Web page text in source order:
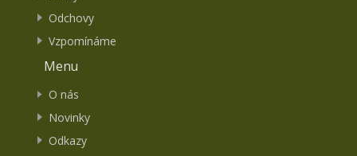
Odchovy
Vzpomínáme
Menu
O nás
Novinky
Odkazy